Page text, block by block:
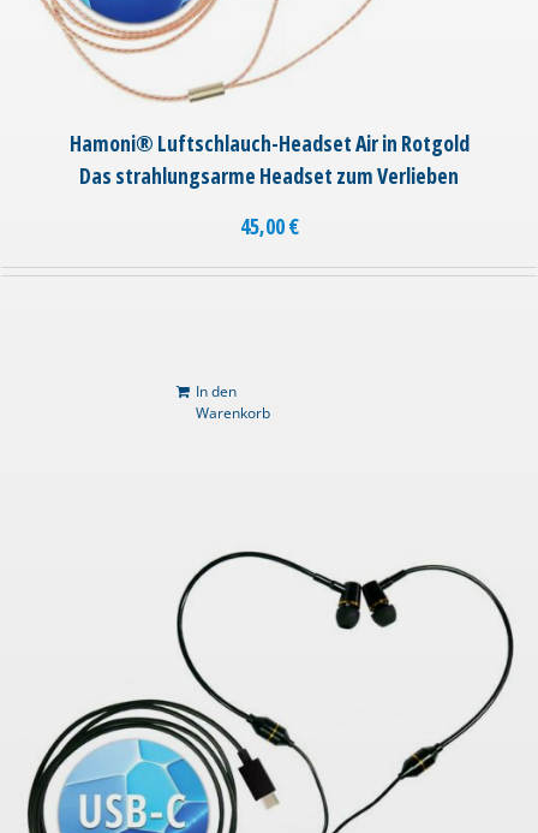
Hamoni® Luftschlauch-Headset Air in Rotgold
Das strahlungsarme Headset zum Verlieben
45,00€
In den
Warenkorb